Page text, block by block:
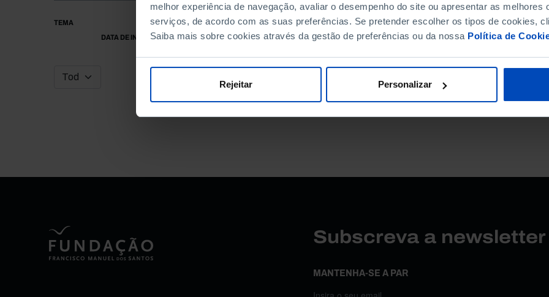
melhor experiência de navegação, avaliar o desempenho do site ou apresentar as melhores
serviços, de acordo com as suas preferências. Se pretender escolher os tipos de cookies,
Saiba mais sobre cookies através da gestão de preferências ou da nossa Política de
Rejeitar Personalizar
TEMA
DATA DE INÍCIO
DATA DE FIM
Subscreva a
MANTENHA-SE A PAR